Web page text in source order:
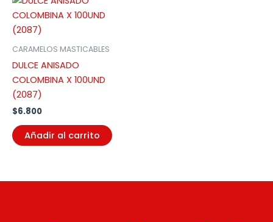
CARAMELOS MASTICABLES
DULCE ANISADO
COLOMBINA X 100UND
(2087)
$6.800
Añadir al carrito